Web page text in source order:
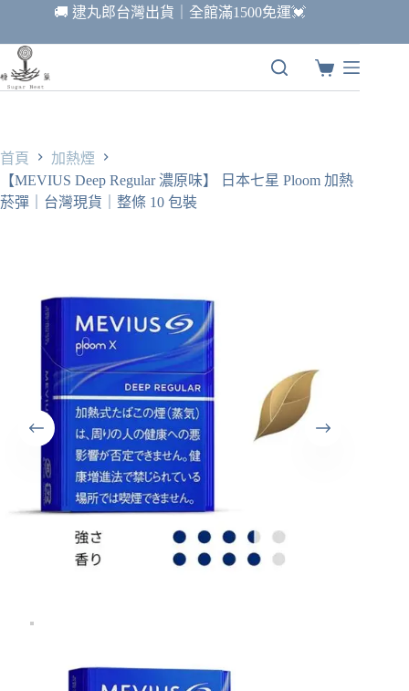
要
🚚 逮丸郎台灣出貨｜全館滿1500免運💓
購
首頁
加熱煙
【MEVIUS Deep Regular 濃原味】 日本七星 Ploom 加熱
菸彈｜台灣現貨｜整條 10 包裝